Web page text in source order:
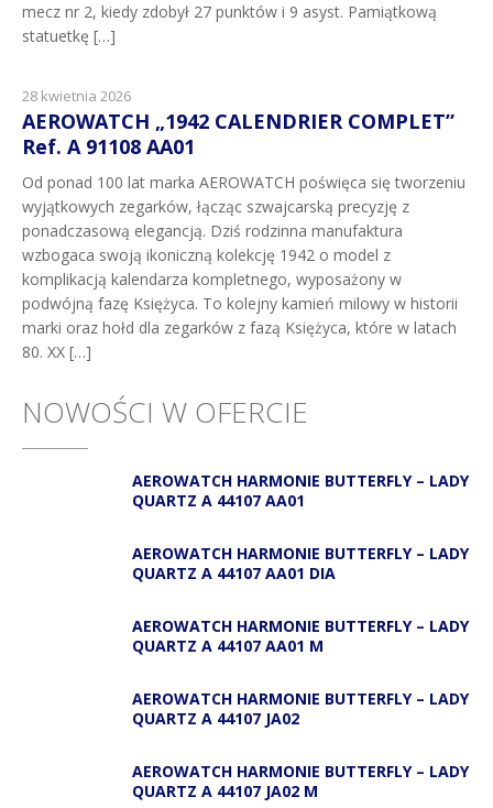
mecz nr 2, kiedy zdobył 27 punktów i 9 asyst. Pamiątkową
statuetkę […]
28 kwietnia 2026
AEROWATCH „1942 CALENDRIER COMPLET”
Ref. A 91108 AA01
Od ponad 100 lat marka AEROWATCH poświęca się tworzeniu
wyjątkowych zegarków, łącząc szwajcarską precyzję z
ponadczasową elegancją. Dziś rodzinna manufaktura
wzbogaca swoją ikoniczną kolekcję 1942 o model z
komplikacją kalendarza kompletnego, wyposażony w
podwójną fazę Księżyca. To kolejny kamień milowy w historii
marki oraz hołd dla zegarków z fazą Księżyca, które w latach
80. XX […]
NOWOŚCI W OFERCIE
AEROWATCH HARMONIE BUTTERFLY – LADY
QUARTZ A 44107 AA01
AEROWATCH HARMONIE BUTTERFLY – LADY
QUARTZ A 44107 AA01 DIA
AEROWATCH HARMONIE BUTTERFLY – LADY
QUARTZ A 44107 AA01 M
AEROWATCH HARMONIE BUTTERFLY – LADY
QUARTZ A 44107 JA02
AEROWATCH HARMONIE BUTTERFLY – LADY
QUARTZ A 44107 JA02 M